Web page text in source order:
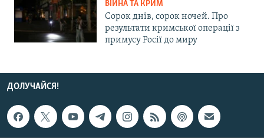
ВІЙНА ТА КРИМ
Сорок днів, сорок ночей. Про
результати кримської операції з
примусу Росії до миру
ДОЛУЧАЙСЯ!